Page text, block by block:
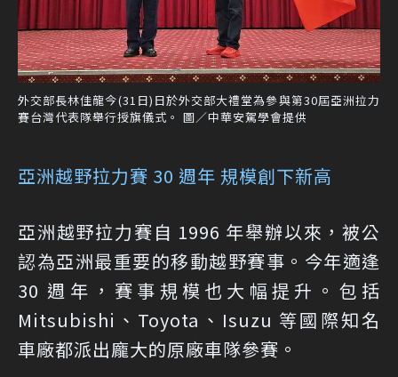
外交部長林佳龍今(31日)日於外交部大禮堂為參與第30屆亞洲拉力
賽台灣代表隊舉行授旗儀式。 圖／中華安駕學會提供
亞洲越野拉力賽 30 週年 規模創下新高
亞洲越野拉力賽自 1996 年舉辦以來，被公
認為亞洲最重要的移動越野賽事。今年適逢
30 週年，賽事規模也大幅提升。包括
Mitsubishi、Toyota、Isuzu 等國際知名
車廠都派出龐大的原廠車隊參賽。